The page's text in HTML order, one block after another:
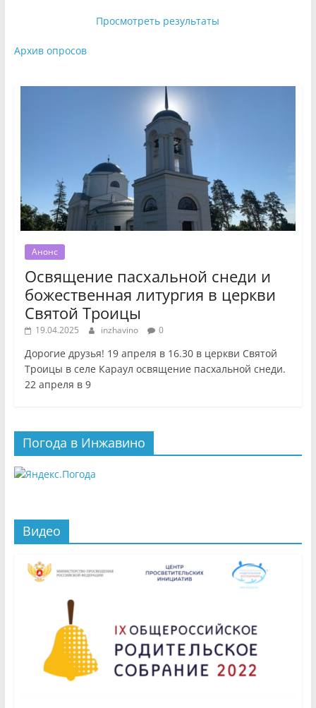
Просмотреть результаты
Архив опросов
Анонс
Освящение пасхальной снеди и
божественная литургия в церкви
Святой Троицы
19.04.2025 inzhavino 0
Дорогие друзья! 19 апреля в 16.30 в церкви Святой
Троицы в селе Караул освящение пасхальной снеди.
22 апреля в 9
Погода в Инжавино
Видео